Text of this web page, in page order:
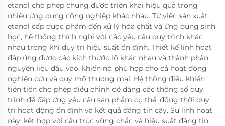
etanol cho phép chúng được triển khai hiệu quả trong
nhiều ứng dụng công nghiệp khác nhau. Từ việc sản xuất
etanol cấp dược phẩm đến xử lý hóa chất và ứng dụng sinh
học, hệ thống thích nghi với các yêu cầu quy trình khác
nhau trong khi duy trì hiệu suất ổn định. Thiết kế linh hoạt
đáp ứng được các kích thước lô khác nhau và thành phần
nguyên liệu đầu vào, khiến nó phù hợp cho cả hoạt động
nghiên cứu và quy mô thương mại. Hệ thống điều khiển
tiên tiến cho phép điều chỉnh dễ dàng các thông số quy
trình để đáp ứng yêu cầu sản phẩm cụ thể, đồng thời duy
trì hoạt động ổn định và kết quả đáng tin cậy. Sự linh hoạt
này, kết hợp với cấu trúc vững chắc và hiệu suất đáng tin